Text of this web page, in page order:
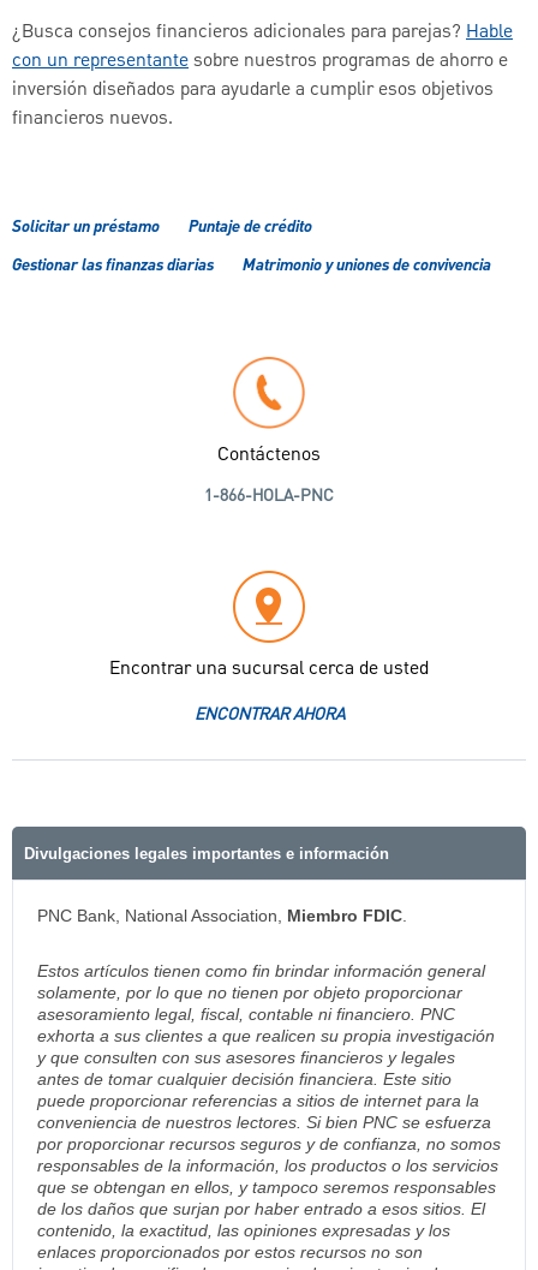
¿Busca consejos financieros adicionales para parejas? Hable
con un representantesobre nuestros programas de ahorro e
inversión diseñados para ayudarle a cumplir esos objetivos
financieros nuevos.
Solicitar un préstamo
Puntaje de crédito
Gestionar las finanzas diarias
Matrimonio y uniones de convivencia
Contáctenos
1-866-HOLA-PNC
Encontrar una sucursal cerca de usted
ENCONTRAR AHORA
Divulgaciones legales importantes e información
PNC Bank, National Association, Miembro FDIC
Estos artículos tienen como fin brindar información general
solamente, por lo que no tienen por objeto proporcionar
asesoramiento legal, fiscal, contable ni financiero. PNC
exhorta a sus clientes a que realicen su propia investigación
y que consulten con sus asesores financieros y legales
antes de tomar cualquier decisión financiera. Este sitio
puede proporcionar referencias a sitios de internet para la
conveniencia de nuestros lectores. Si bien PNC se esfuerza
por proporcionar recursos seguros y de confianza, no somos
responsables de la información, los productos o los servicios
que se obtengan en ellos, y tampoco seremos responsables
de los daños que surjan por haber entrado a esos sitios. El
contenido, la exactitud, las opiniones expresadas y los
enlaces proporcionados por estos recursos no son